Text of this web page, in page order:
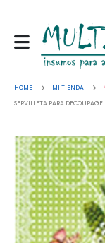
HOME MI TIENDA
SERVILLETA PARA